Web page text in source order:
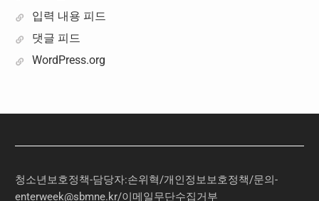
입력 내용 피드
댓글 피드
WordPress.org
청소년보호정책-담당자:손위혁/개인정보보호정책/문의-
enterweek@sbmne.kr/이메일무단수집거부